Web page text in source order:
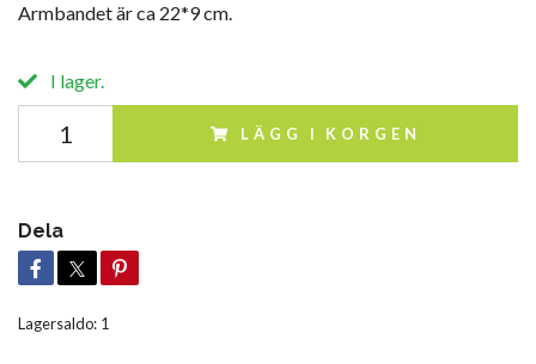
Armbandet är ca 22*9 cm.
I lager.
LÄGG I KORGEN
Dela
Lagersaldo: 1